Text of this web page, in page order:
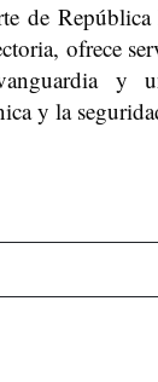
de
ofrece
y
y la